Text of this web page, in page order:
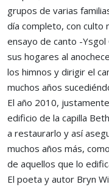
grupos de varias
día completo, con culto
ensayo de canto -
sus hogares al
los himnos y dirigir el
muchos años
El año 2010,
edificio de la capilla
a restaurarlo y así
muchos años más,
de aquellos que lo
El poeta y autor Bryn